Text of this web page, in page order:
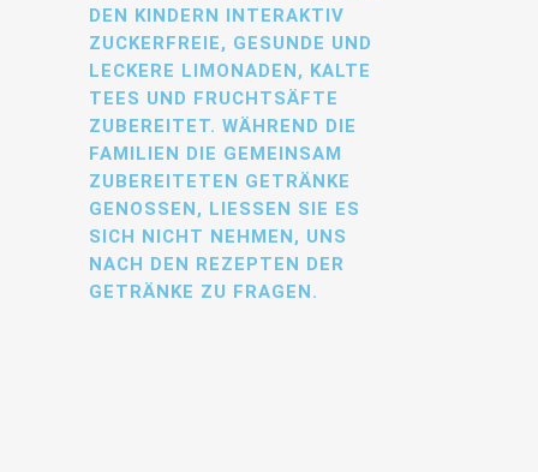
DEN KINDERN INTERAKTIV
ZUCKERFREIE, GESUNDE UND
LECKERE LIMONADEN, KALTE
TEES UND FRUCHTSÄFTE
ZUBEREITET. WÄHREND DIE
FAMILIEN DIE GEMEINSAM
ZUBEREITETEN GETRÄNKE
GENOSSEN, LIESSEN SIE ES S
ICH NICHT NEHMEN, UNS N
ACH DEN REZEPTEN DER G
ETRÄNKE ZU FRAGEN.